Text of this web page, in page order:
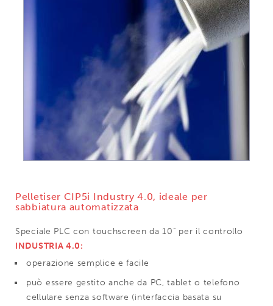
Pelletiser CIP5i Industry 4.0, ideale per
sabbiatura automatizzata
Speciale PLC con touchscreen da 10" per il controllo
INDUSTRIA 4.0:
operazione semplice e facile
può essere gestito anche da PC, tablet o telefono
cellulare senza software (interfaccia basata su